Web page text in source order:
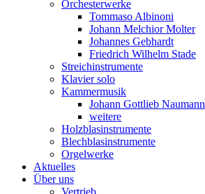
Orchesterwerke
Tommaso Albinoni
Johann Melchior Molter
Johannes Gebhardt
Friedrich Wilhelm Stade
Streichinstrumente
Klavier solo
Kammermusik
Johann Gottlieb Naumann
weitere
Holzblasinstrumente
Blechblasinstrumente
Orgelwerke
Aktuelles
Über uns
Vertrieb